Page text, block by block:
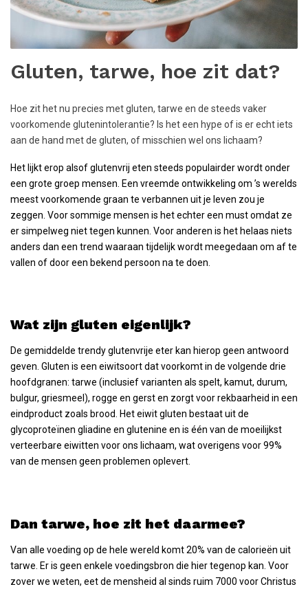
Gluten, tarwe, hoe zit dat?
Hoe zit het nu precies met gluten, tarwe en de steeds vaker
voorkomende glutenintolerantie? Is het een hype of is er echt iets
aan de hand met de gluten, of misschien wel ons lichaam?
Het lijkt erop alsof glutenvrij eten steeds populairder wordt onder
een grote groep mensen. Een vreemde ontwikkeling om ’s werelds
meest voorkomende graan te verbannen uit je leven zou je
zeggen. Voor sommige mensen is het echter een must omdat ze
er simpelweg niet tegen kunnen. Voor anderen is het helaas niets
anders dan een trend waaraan tijdelijk wordt meegedaan om af te
vallen of door een bekend persoon na te doen.
Wat zijn gluten eigenlijk?
De gemiddelde trendy glutenvrije eter kan hierop geen antwoord
geven. Gluten is een eiwitsoort dat voorkomt in de volgende drie
hoofdgranen: tarwe (inclusief varianten als spelt, kamut, durum,
bulgur, griesmeel), rogge en gerst en zorgt voor rekbaarheid in een
eindproduct zoals brood. Het eiwit gluten bestaat uit de
glycoproteïnen gliadine en glutenine en is één van de moeilijkst
verteerbare eiwitten voor ons lichaam, wat overigens voor 99%
van de mensen geen problemen oplevert.
Dan tarwe, hoe zit het daarmee?
Van alle voeding op de hele wereld komt 20% van de calorieën uit
tarwe. Er is geen enkele voedingsbron die hier tegenop kan. Voor
zover we weten, eet de mensheid al sinds ruim 7000 voor Christus